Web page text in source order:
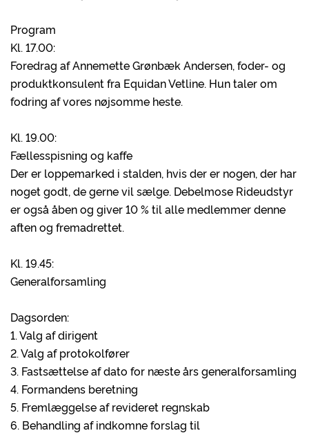
Program
Kl. 17.00:
Foredrag af Annemette Grønbæk Andersen, foder- og
produktkonsulent fra Equidan Vetline. Hun taler om
fodring af vores nøjsomme heste.
Kl. 19.00:
Fællesspisning og kaffe
Der er loppemarked i stalden, hvis der er nogen, der har
noget godt, de gerne vil sælge. Debelmose Rideudstyr
er også åben og giver 10 % til alle medlemmer denne
aften og fremadrettet.
Kl. 19.45:
Generalforsamling
Dagsorden:
1. Valg af dirigent
2. Valg af protokolfører
3. Fastsættelse af dato for næste års generalforsamling
4. Formandens beretning
5. Fremlæggelse af revideret regnskab
6. Behandling af indkomne forslag til